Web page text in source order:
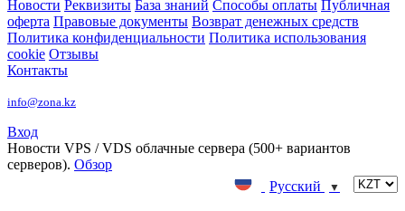
Новости Реквизиты База знаний Способы оплаты Публичная
оферта Правовые документы Возврат денежных средств
Политика конфиденциальности Политика использования
cookie Отзывы
Контакты
info@zona.kz
Вход
Новости VPS / VDS облачные сервера (500+ вариантов
серверов). Обзор
Русский
▼